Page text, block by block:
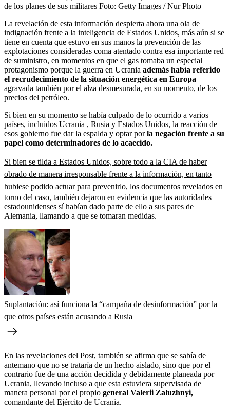
de los planes de sus militares Foto: Getty Images / Nur Photo
La revelación de esta información despierta ahora una ola de
indignación frente a la inteligencia de Estados Unidos, más aún si se
tiene en cuenta que estuvo en sus manos la prevención de las
explotaciones consideradas coma atentado contra esa importante red
de suministro, en momentos en que el gas tomaba un especial
protagonismo porque la guerra en Ucrania además había referido
el recrudecimiento de la situación energética en Europa
agravada también por el alza desmesurada, en su momento, de los
precios del petróleo.
Si bien en su momento se había culpado de lo ocurrido a varios
países, incluidos Ucrania , Rusia y Estados Unidos, la reacción de
esos gobierno fue dar la espalda y optar porla negación frente a su
papel como determinadores de lo acaecido.
Si bien se tilda a Estados Unidos, sobre todo a la CIA de haber
obrado de manera irresponsable frente a la información, en tanto
hubiese podido actuar para prevenirlo, los documentos revelados en
torno del caso, también dejaron en evidencia que las autoridades
estadounidenses sí habían dado parte de ello a sus pares de
Alemania, llamando a que se tomaran medidas.
Suplantación: así funciona la “campaña de desinformación” por la
que otros países están acusando a Rusia
En las revelaciones del Post, también se afirma que se sabía de
antemano que no se trataría de un hecho aislado, sino que por el
contrario fue de una acción decidida y debidamente planeada por
Ucrania, llevando incluso a que esta estuviera supervisada de
manera personal por el propio general Valerii Zaluzhnyi,
comandante del Ejército de Ucrania.